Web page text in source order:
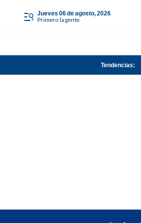
jueves 06 de agosto, 2026
Primero la gente
Tendencias: